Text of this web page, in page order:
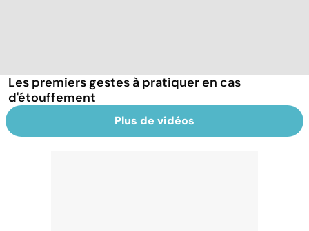
Les premiers gestes à pratiquer en cas
d'étouffement
Plus de vidéos